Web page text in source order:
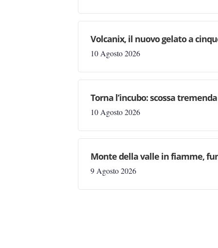
Volcanix, il nuovo gelato a
10 Agosto 2026
Torna l’incubo: scossa
10 Agosto 2026
Monte della valle in fiamme,
9 Agosto 2026